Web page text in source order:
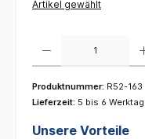
Artikel gewählt
Produktnummer: R52-163
Lieferzeit: 5 bis 6
Unsere Vorteile